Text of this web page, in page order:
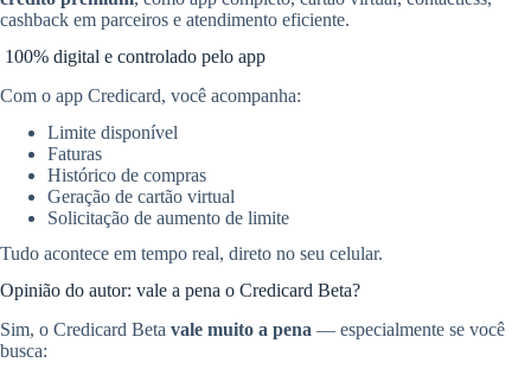
cashback em parceiros e atendimento eficiente.
100% digital e controlado pelo app
Com o app Credicard, você acompanha:
Limite disponível
Faturas
Histórico de compras
Geração de cartão virtual
Solicitação de aumento de limite
Tudo acontece em tempo real, direto no seu celular.
Opinião do autor: vale a pena o Credicard Beta?
Sim, o Credicard Beta vale muito a pena — especialmente se você
busca: